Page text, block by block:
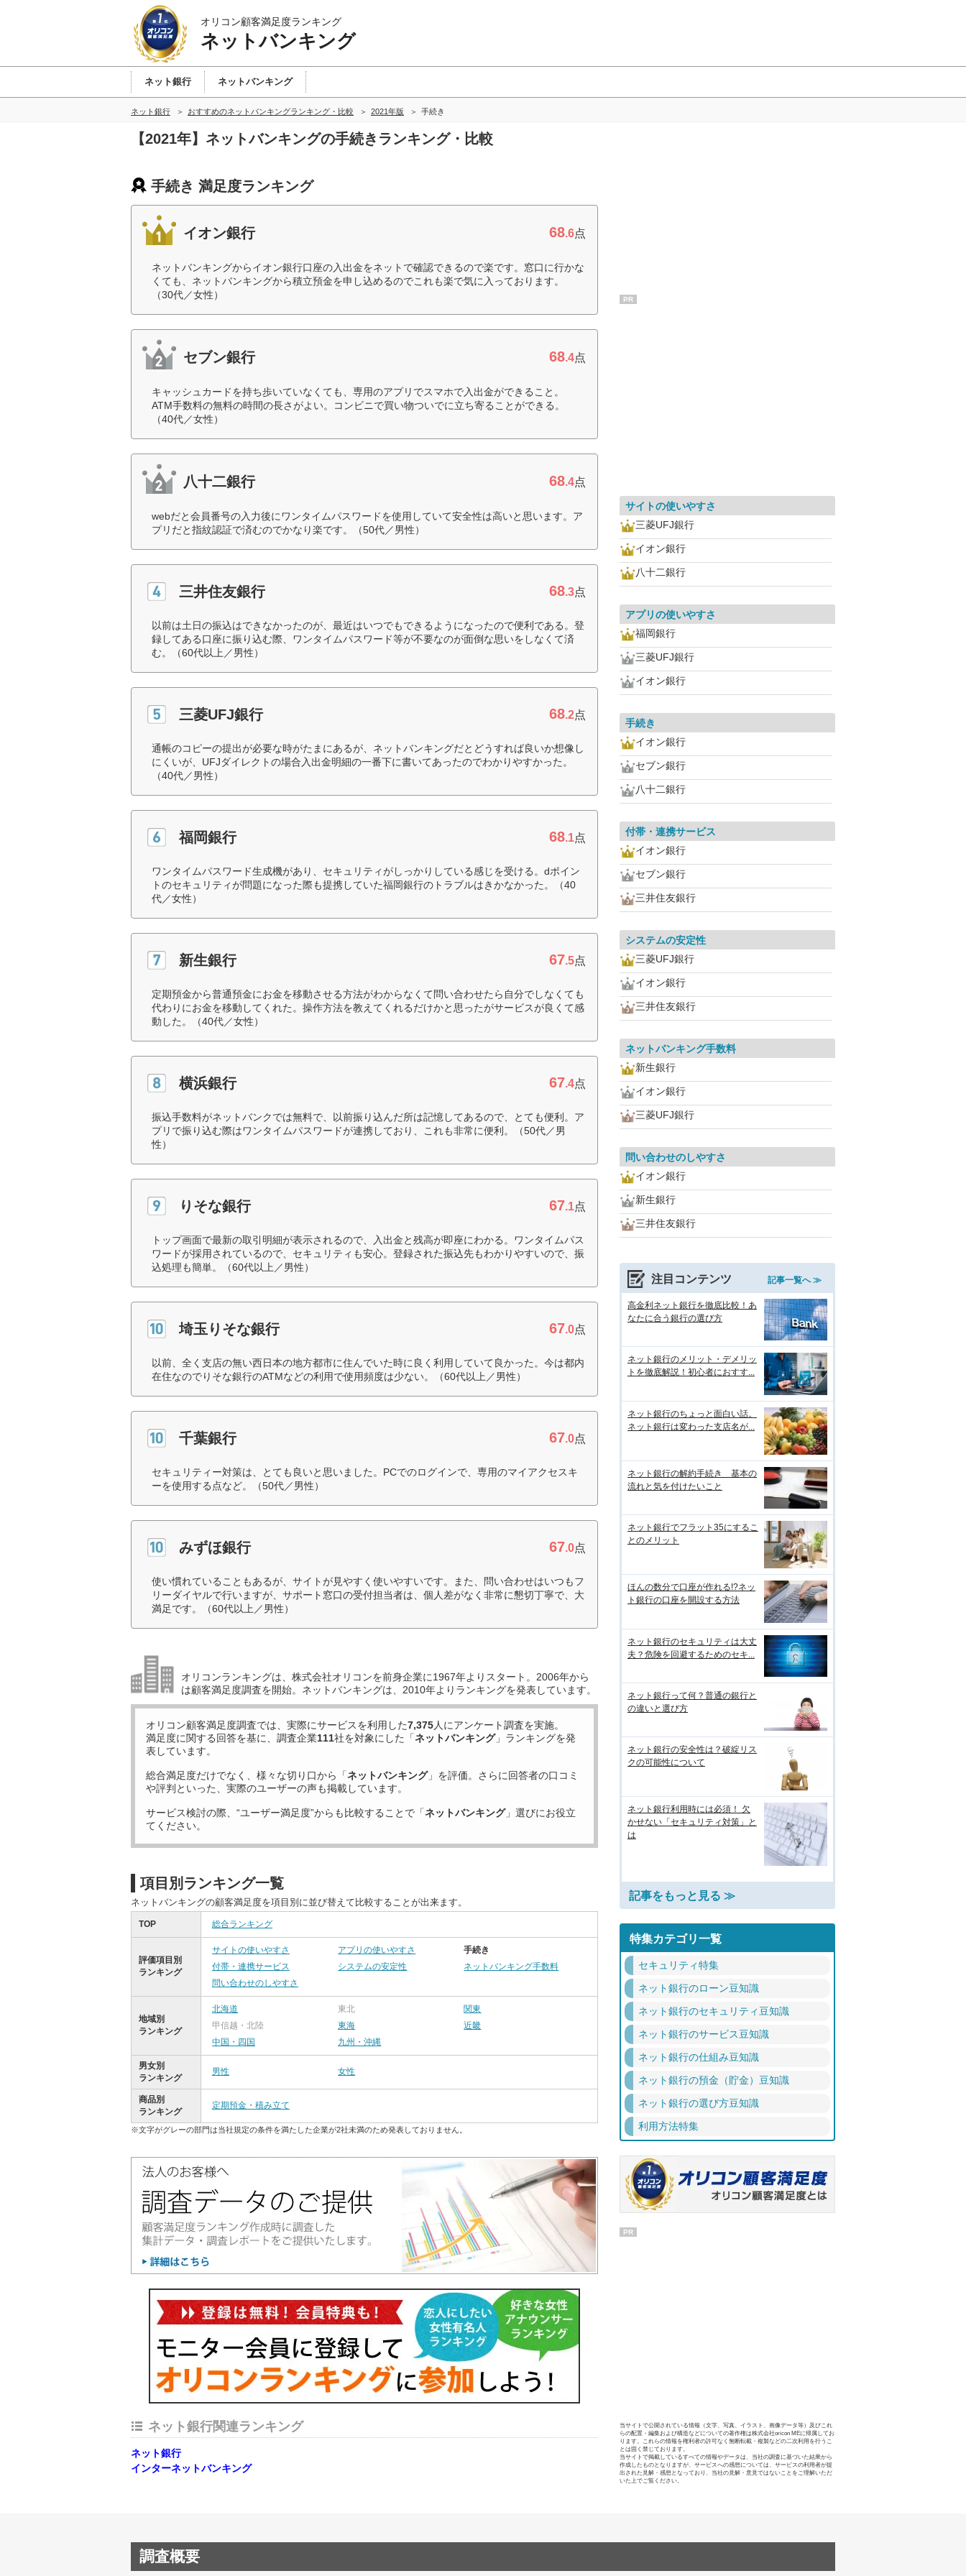
オリコン顧客満足度ランキング
ネットバンキング
ネット銀行 ネットバンキング
ネット銀行 おすすめのネットバンキングランキング・比較 2021年版 手続き
【2021年】ネットバンキングの手続きランキング・比較
手続き 満足度ランキング
イオン銀行 68.6点
ネットバンキングからイオン銀行口座の入出金をネットで確認できるので楽です。窓口に行かな
くても、ネットバンキングから積立預金を申し込めるのでこれも楽で気に入っております。
（30代／女性）
セブン銀行 68.4点
キャッシュカードを持ち歩いていなくても、専用のアプリでスマホで入出金ができること。
ATM手数料の無料の時間の長さがよい。コンビニで買い物ついでに立ち寄ることができる。
（40代／女性）
八十二銀行 68.4点
webだと会員番号の入力後にワンタイムパスワードを使用していて安全性は高いと思います。ア
プリだと指紋認証で済むのでかなり楽です。（50代／男性）
三井住友銀行 68.3点
以前は土日の振込はできなかったのが、最近はいつでもできるようになったので便利である。登
録してある口座に振り込む際、ワンタイムパスワード等が不要なのが面倒な思いをしなくて済
む。（60代以上／男性）
三菱UFJ銀行 68.2点
通帳のコピーの提出が必要な時がたまにあるが、ネットバンキングだとどうすれば良いか想像し
にくいが、UFJダイレクトの場合入出金明細の一番下に書いてあったのでわかりやすかった。
（40代／男性）
福岡銀行 68.1点
ワンタイムパスワード生成機があり、セキュリティがしっかりしている感じを受ける。dポイン
トのセキュリティが問題になった際も提携していた福岡銀行のトラブルはきかなかった。（40
代／女性）
新生銀行 67.5点
定期預金から普通預金にお金を移動させる方法がわからなくて問い合わせたら自分でしなくても
代わりにお金を移動してくれた。操作方法を教えてくれるだけかと思ったがサービスが良くて感
動した。（40代／女性）
横浜銀行 67.4点
振込手数料がネットバンクでは無料で、以前振り込んだ所は記憶してあるので、とても便利。ア
プリで振り込む際はワンタイムパスワードが連携しており、これも非常に便利。（50代／男
性）
りそな銀行 67.1点
トップ画面で最新の取引明細が表示されるので、入出金と残高が即座にわかる。ワンタイムパス
ワードが採用されているので、セキュリティも安心。登録された振込先もわかりやすいので、振
込処理も簡単。（60代以上／男性）
埼玉りそな銀行 67.0点
以前、全く支店の無い西日本の地方都市に住んでいた時に良く利用していて良かった。今は都内
在住なのでりそな銀行のATMなどの利用で使用頻度は少ない。（60代以上／男性）
千葉銀行 67.0点
セキュリティー対策は、とても良いと思いました。PCでのログインで、専用のマイアクセスキ
ーを使用する点など。（50代／男性）
みずほ銀行 67.0点
使い慣れていることもあるが、サイトが見やすく使いやすいです。また、問い合わせはいつもフ
リーダイヤルで行いますが、サポート窓口の受付担当者は、個人差がなく非常に懇切丁寧で、大
満足です。（60代以上／男性）
オリコンランキングは、株式会社オリコンを前身企業に1967年よりスタート。2006年から
は顧客満足度調査を開始。ネットバンキングは、2010年よりランキングを発表しています。
オリコン顧客満足度調査では、実際にサービスを利用した7,375人にアンケート調査を実施。
満足度に関する回答を基に、調査企業111社を対象にした「ネットバンキング」ランキングを発
表しています。
総合満足度だけでなく、様々な切り口から「ネットバンキング」を評価。さらに回答者の口コミ
や評判といった、実際のユーザーの声も掲載しています。
サービス検討の際、“ユーザー満足度”からも比較することで「ネットバンキング」選びにお役立
てください。
項目別ランキング一覧
ネットバンキングの顧客満足度を項目別に並び替えて比較することが出来ます。
TOP 総合ランキング
評価項目別
ランキング
サイトの使いやすさ アプリの使いやすさ
手続き
付帯・連携サービス
システムの安定性
ネットバンキング手数料
問い合わせのしやすさ
地域別
ランキング
北海道 東北
関東
甲信越・北陸
東海
近畿
中国・四国
九州・沖縄
男女別
ランキング
男性 女性
商品別
ランキング
定期預金・積み立て
※文字がグレーの部門は当社規定の条件を満たした企業が2社未満のため発表しておりません。
ネット銀行関連ランキング
ネット銀行
インターネットバンキング
PR
サイトの使いやすさ
三菱UFJ銀行
イオン銀行
八十二銀行
アプリの使いやすさ
福岡銀行
三菱UFJ銀行
イオン銀行
手続き
イオン銀行
セブン銀行
八十二銀行
付帯・連携サービス
イオン銀行
セブン銀行
三井住友銀行
システムの安定性
三菱UFJ銀行
イオン銀行
三井住友銀行
ネットバンキング手数料
新生銀行
イオン銀行
三菱UFJ銀行
問い合わせのしやすさ
イオン銀行
新生銀行
三井住友銀行
注目コンテンツ 記事一覧へ ≫
高金利ネット銀行を徹底比較！あ
なたに合う銀行の選び方
ネット銀行のメリット・デメリッ
トを徹底解説！初心者におすす...
ネット銀行のちょっと面白い話。
ネット銀行は変わった支店名が...
ネット銀行の解約手続き 基本の
流れと気を付けたいこと
ネット銀行でフラット35にするこ
とのメリット
ほんの数分で口座が作れる!?ネッ
ト銀行の口座を開設する方法
ネット銀行のセキュリティは大丈
夫？危険を回避するためのセキ...
ネット銀行って何？普通の銀行と
の違いと選び方
ネット銀行の安全性は？破綻リス
クの可能性について
ネット銀行利用時には必須！ 欠
かせない「セキュリティ対策」と
は
記事をもっと見る ≫
特集カテゴリ一覧
セキュリティ特集
ネット銀行のローン豆知識
ネット銀行のセキュリティ豆知識
ネット銀行のサービス豆知識
ネット銀行の仕組み豆知識
ネット銀行の預金（貯金）豆知識
ネット銀行の選び方豆知識
利用方法特集
PR
当サイトで公開されている情報（文字、写真、イラスト、画像データ等）及びこれ
らの配置・編集および構造などについての著作権は株式会社oricon MEに帰属してお
ります。これらの情報を権利者の許可なく無断転載・複製などの二次利用を行うこ
とは固く禁じております。
当サイトで掲載しているすべての情報やデータは、当社の調査に基づいた結果から
作成したものとなりますが、サービスへの感想については、サービスの利用者が提
出された見解・感想となっており、当社の見解・意見ではないことをご理解いただ
いた上でご覧ください。
調査概要